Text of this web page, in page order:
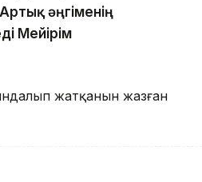
әңгіменің
Мейірім
жатқанын жазған